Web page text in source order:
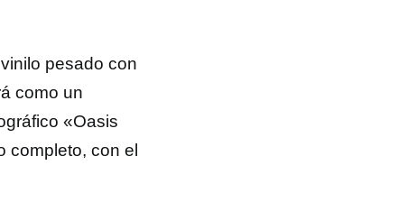
pesado con
como un
«Oasis
completo, con el